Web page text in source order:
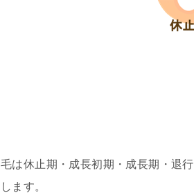
毛は休止期・成長初期・成長期・退
します。